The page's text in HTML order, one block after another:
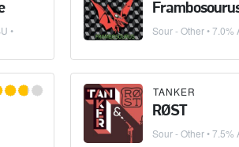
•
Sour - Other• 7.0%
TANKER
RØST
Sour - Other• 7.5%